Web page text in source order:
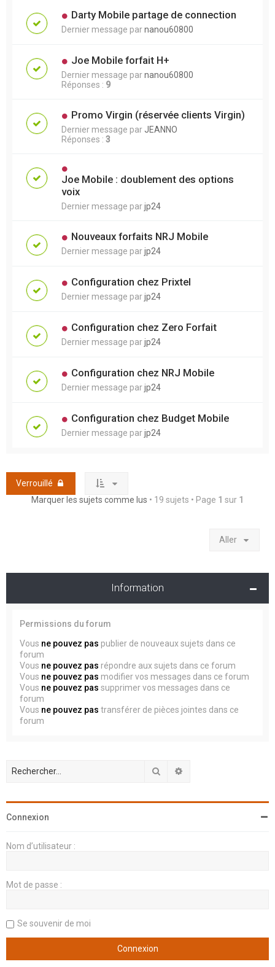
Darty Mobile partage de connection
Dernier message parnanou60800
Joe Mobile forfait H+
Dernier message parnanou60800
Réponses : 9
Promo Virgin (réservée clients Virgin)
Dernier message par JEANNO
Réponses : 3
Joe Mobile : doublement des options
voix
Dernier message parjp24
Nouveaux forfaits NRJ Mobile
Dernier message parjp24
Configuration chez Prixtel
Dernier message parjp24
Configuration chez Zero Forfait
Dernier message parjp24
Configuration chez NRJ Mobile
Dernier message parjp24
Configuration chez Budget Mobile
Dernier message parjp24
Verrouillé
Marquer les sujets comme lus • 19 sujets • Page 1 sur 1
Aller
Information
Permissions du forum
Vous ne pouvez pas publier de nouveaux sujets dans ce
forum
Vous ne pouvez pas répondre aux sujets dans ce forum
Vous ne pouvez pas modifier vos messages dans ce forum
Vous ne pouvez pas supprimer vos messages dans ce
forum
Vous ne pouvez pas transférer de pièces jointes dans ce
forum
Rechercher
Connexion
Nom d’utilisateur :
Mot de passe :
Se souvenir de moi